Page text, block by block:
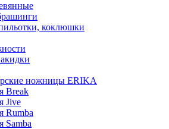
коклюшки
ножницы ERIKA
Break
Jive
Rumba
Samba